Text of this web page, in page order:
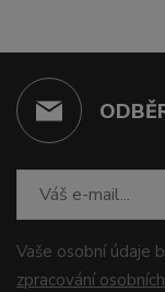
Vaše osobní údaje
zpracování